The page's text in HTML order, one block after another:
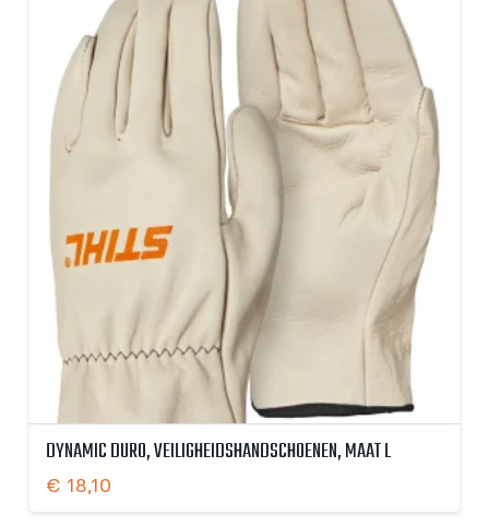
DYNAMIC DURO, VEILIGHEIDSHANDSCHOENEN, MAAT L
€ 18,10